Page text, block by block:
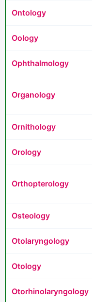
Ontology
Oology
Ophthalmology
Organology
Ornithology
Orology
Orthopterology
Osteology
Otolaryngology
Otology
Otorhinolaryngology